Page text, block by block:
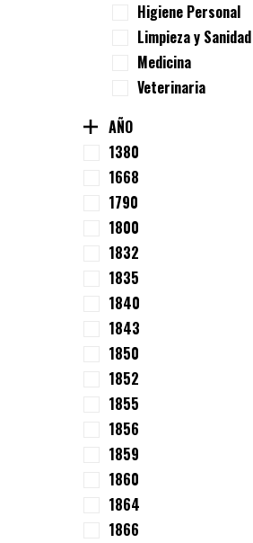
Higiene Personal
Limpieza y Sanidad
Medicina
Veterinaria
AÑO
1380
1668
1790
1800
1832
1835
1840
1843
1850
1852
1855
1856
1859
1860
1864
1866